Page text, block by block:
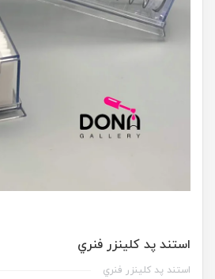
استند پد کلينزر فنري
استند پد کلينزر فنري